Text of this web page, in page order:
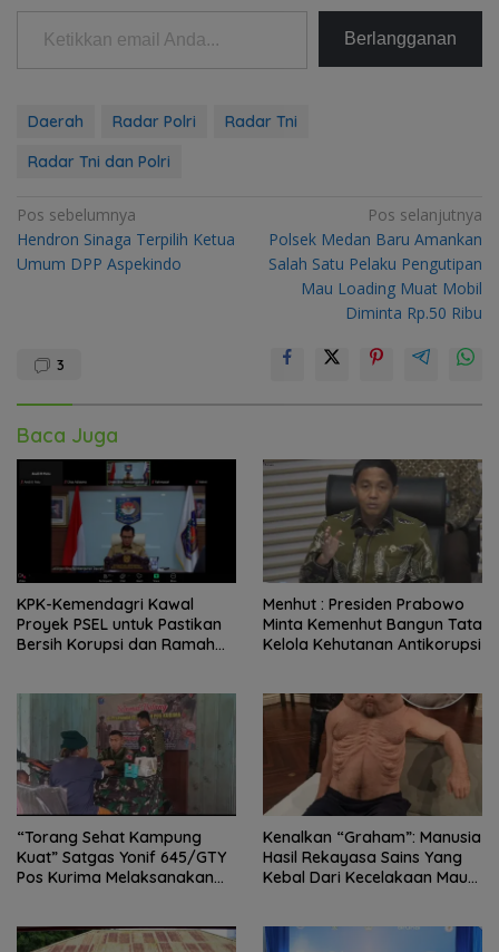
Ketikkan email Anda...
Berlangganan
Daerah Radar Polri
Radar Tni
Radar Tni dan Polri
Navigasi
pos
Pos sebelumnya
Hendron Sinaga Terpilih Ketua
Umum DPP Aspekindo
Pos selanjutnya
Polsek Medan Baru Amankan
Salah Satu Pelaku Pengutipan
Mau Loading Muat Mobil
Diminta Rp.50 Ribu
3
Baca Juga
KPK-Kemendagri Kawal
Proyek PSEL untuk Pastikan
Bersih Korupsi dan Ramah
Menhut : Presiden Prabowo
Minta Kemenhut Bangun Tata
Kelola Kehutanan Antikorupsi
“Torang Sehat Kampung
Kuat” Satgas Yonif 645/GTY
Pos Kurima Melaksanakan
Kenalkan “Graham”: Manusia
Hasil Rekayasa Sains Yang
Kebal Dari Kecelakaan Maut